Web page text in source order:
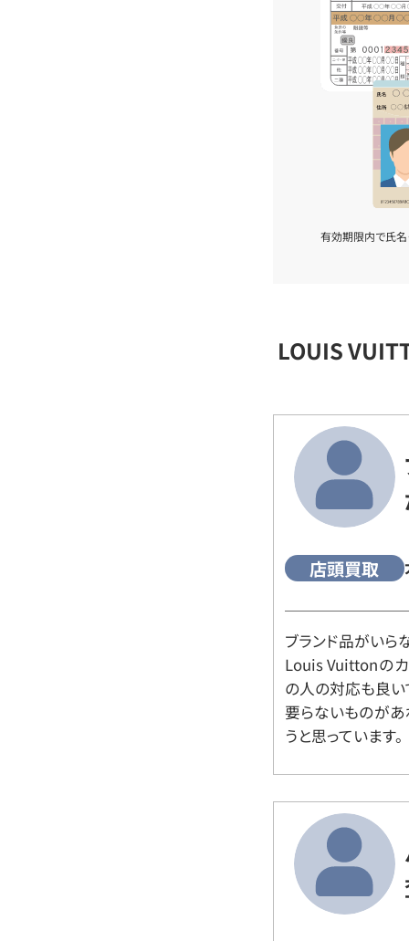
有効期限内で氏名
LOUIS
店頭買取
ブランド品がいら
Louis Vuittonの
の人の対応も良い
要らないものがあ
うと思っています。